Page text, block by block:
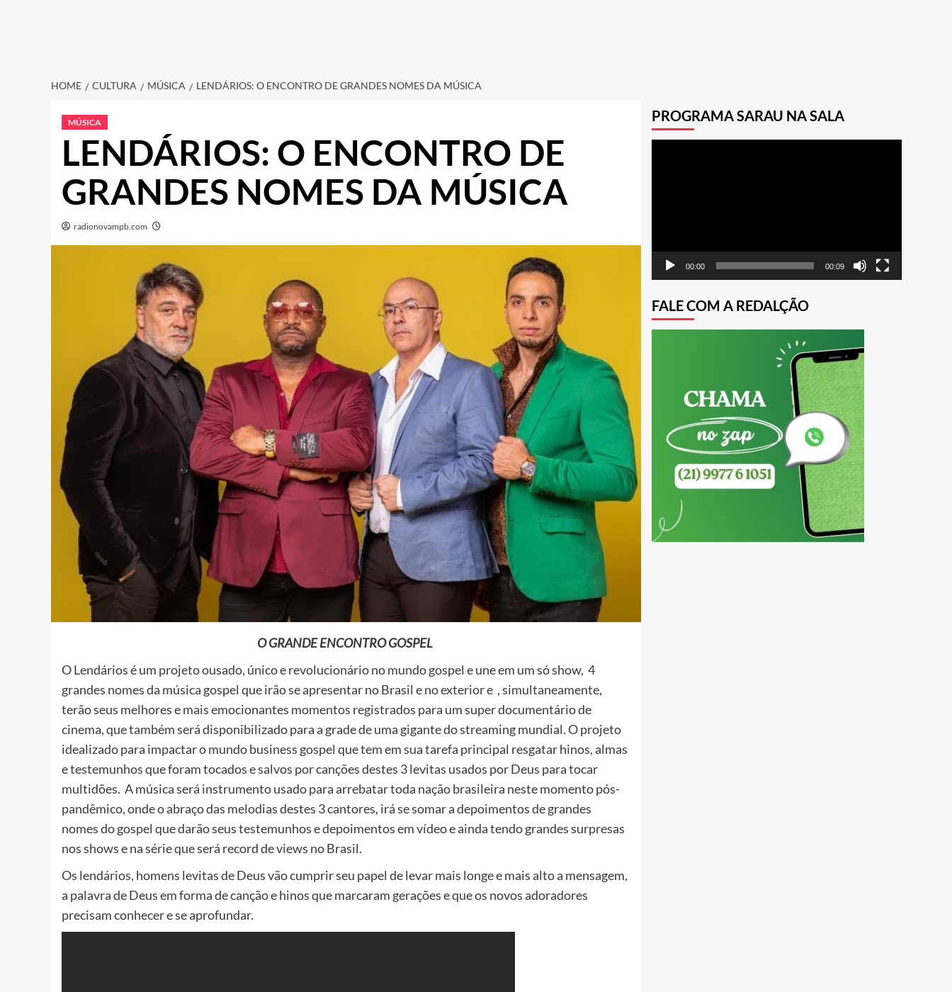
HOME CULTURA MÚSICA LENDÁRIOS: O ENCONTRO DE GRANDES NOMES DA MÚSICA
MÚSICA
LENDÁRIOS: O ENCONTRO DE
GRANDES NOMES DA MÚSICA
radionovampb.com
O GRANDE ENCONTRO GOSPEL
O Lendários é um projeto ousado, único e revolucionário no mundo gospel e une em um só show, 4
grandes nomes da música gospel que irão se apresentar no Brasil e no exterior e , simultaneamente,
terão seus melhores e mais emocionantes momentos registrados para um super documentário de
cinema, que também será disponibilizado para a grade de uma gigante do streaming mundial.O projeto
idealizado para impactar o mundo business gospel que tem em sua tarefa principal resgatar hinos, almas
e testemunhos que foram tocados e salvos por canções destes 3 levitas usados por Deus para tocar
multidões. A música será instrumento usado para arrebatar toda nação brasileira neste momento pós-
pandêmico, onde o abraço das melodias destes 3 cantores, irá se somar a depoimentos de grandes
nomes do gospel que darão seus testemunhos e depoimentos em vídeo e ainda tendo grandes surpresas
nos shows e na série que será record de views no Brasil.
Os lendários, homens levitas de Deus vão cumprir seu papel de levar mais longe e mais alto a mensagem,
a palavra de Deus em forma de canção e hinos que marcaram gerações e que os novos adoradores
precisam conhecer e se aprofundar.
PROGRAMA SARAU NA SALA
00:00 00:09
FALE COM A REDALÇÃO